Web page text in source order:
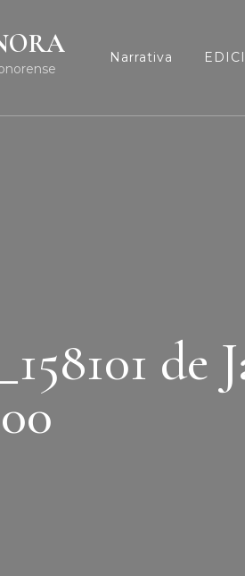
Narrativa
de